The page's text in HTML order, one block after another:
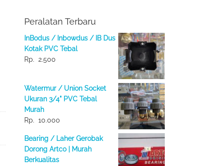
Peralatan Terbaru
InBodus / Inbowdus / IB Dus
Kotak PVC Tebal
Rp. 2.500
Watermur / Union Socket
Ukuran 3/4" PVC Tebal
Murah
Rp. 10.000
Bearing / Laher Gerobak
Dorong Artco | Murah
Berkualitas